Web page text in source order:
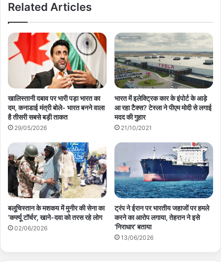
Related Articles
खालिस्तानी दबाव पर भारी पड़ा भारत का
दम, कनाडाई मंत्री बोले- भारत बनने वाला
है तीसरी सबसे बड़ी ताकत
29/05/2026
भारत में इलेक्ट्रिक कार के इंपोर्ट के आड़े
आ रहा टैक्स? टेस्ला ने पीएम मोदी से लगाई
मदद की गुहार
21/10/2021
बलूचिस्तान के मशकय में मुनीर की सेना का
‘कर्फ्यू टॉर्चर’, खाने-दवा को तरस रहे लोग
02/06/2026
ट्रंप ने ईरान पर भारतीय जहाजों पर हमले
करने का आरोप लगाया, तेहरान ने इसे
‘निराधार’ बताया
13/06/2026